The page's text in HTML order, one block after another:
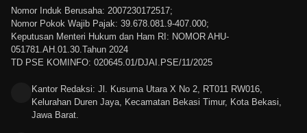
Nomor Induk Berusaha: 2007230172517;
Nomor Pokok Wajib Pajak: 39.678.081.9-407.000;
Keputusan Menteri Hukum dan Ham RI: NOMOR AHU-
051781.AH.01.30.Tahun 2024
TD PSE KOMINFO: 020645.01/DJAI.PSE/11/2025
Kantor Redaksi: Jl. Kusuma Utara X No 2, RT011 RW016,
Kelurahan Duren Jaya, Kecamatan Bekasi Timur, Kota Bekasi,
Jawa Barat.